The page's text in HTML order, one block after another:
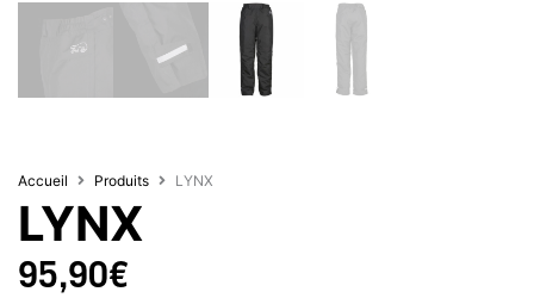
Accueil Produits LYNX
LYNX
95,90€